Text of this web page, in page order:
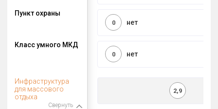
Пункт охраны
нет
0
Класс умного МКД
нет
0
Инфраструктура
для массового
отдыха
Свернуть
2,9